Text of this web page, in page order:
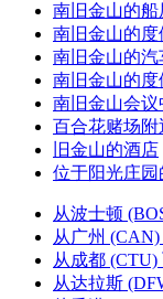
南旧金山的船
南旧金山的度
南旧金山的汽
南旧金山的度
南旧金山会
百合花赌场附
旧金山的酒店
位于阳光庄
从波士顿
从广州
从成都 (CTU)
从达拉斯